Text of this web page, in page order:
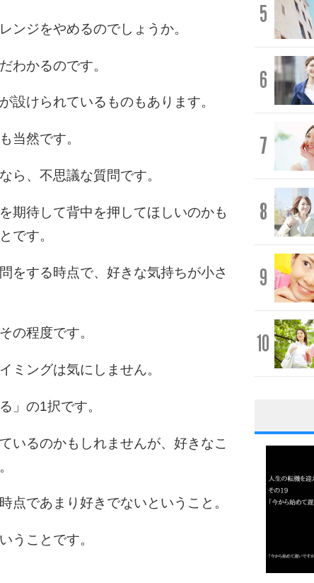
ンジをやめるのでしょうか。
わかるのです。
設けられているものもあります。
当然です。
ら、不思議な質問です。
期待して背中を押してほしいのかも
です。
をする時点で、好きな気持ちが小さ
の程度です。
ミングは気にしません。
」の1択です。
いるのかもしれませんが、好きなこ
点であまり好きでないということ。
うことです。
5
6
7
8
9
10
1
3